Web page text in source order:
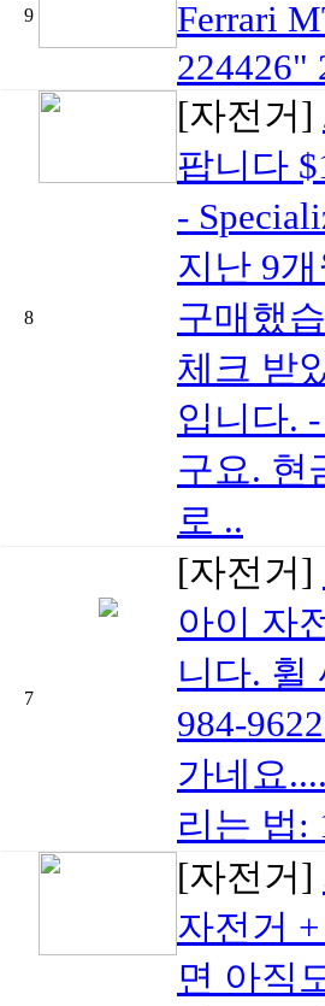
9
Ferrari
224426"
8
[자전거]
팝니다
-
지난 9
구매했
체크 받
입니다.
구요. 현
로 ..
7
[자전거]
아이 자
니다. 휠
984-
가네요
리는 법:
[자전거]
자전거
면 아직